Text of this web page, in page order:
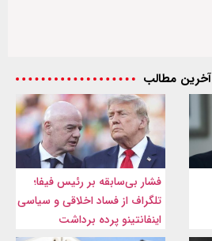
آخرین مطالب
فشار بی‌سابقه بر رئیس فیفا؛
تلگراف از فساد اخلاقی و سیاسی
اینفانتینو پرده برداشت